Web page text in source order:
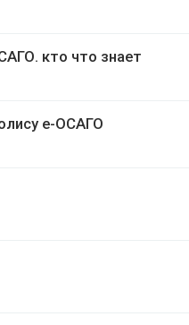
кто что знает
е-ОСАГО